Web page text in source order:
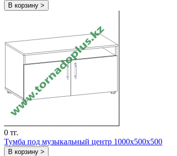
В корзину >
0 тг.
Тумба под музыкальный центр 1000х500х500
В корзину >